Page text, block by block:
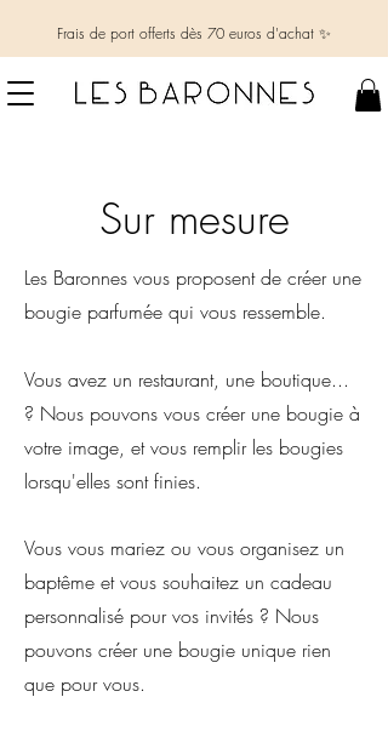
Frais de port offerts dès 70 euros d'achat ✨
Sur mesure
Les Baronnes vous proposent de créer une
bougie parfumée qui vous ressemble.
Vous avez un restaurant, une boutique...
? Nous pouvons vous créer une bougie à
votre image, et vous remplir les bougies
lorsqu'elles sont finies.
Vous vous mariez ou vous organisez un
baptême et vous souhaitez un cadeau
personnalisé pour vos invités ? Nous
pouvons créer une bougie unique rien
que pour vous.